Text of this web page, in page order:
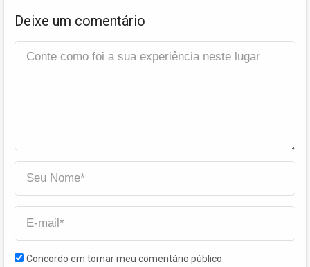
Deixe um comentário
Concordo em tornar meu comentário público